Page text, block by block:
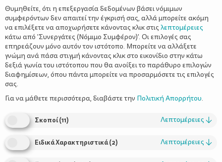
5 tips για να μην μαλώνουν τα αδέρφια
Θυμηθείτε, ότι η επεξεργασία δεδομένων βάσει νόμιμων
συμφερόντων δεν απαιτεί την έγκρισή σας, αλλά μπορείτε ακόμη
να επιλέξετε να αποχωρήσετε κάνοντας κλικ στις λεπτομέρειες
κάτω από 'Συνεργάτες (Νόμιμο Συμφέρον)'. Οι επιλογές σας
επηρεάζουν μόνο αυτόν τον ιστότοπο. Μπορείτε να αλλάξετε
γνώμη ανά πάσα στιγμή κάνοντας κλικ στο εικονίδιο στην κάτω
δεξιά γωνία του ιστότοπου που θα ανοίξει το παράθυρο επιλογών
διαφημίσεων, όπου πάντα μπορείτε να προσαρμόσετε τις επιλογές
σας.
Για να μάθετε περισσότερα, διαβάστε την Πολιτική Απορρήτου.
Σκοποί(11) Λεπτομέρειες ↓
Ειδικά Χαρακτηριστικά(2) Λεπτομέρειες ↓